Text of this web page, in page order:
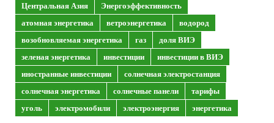
Центральная Азия
Энергоэффективность
атомная энергетика
ветроэнергетика
водород
возобновляемая энергетика
газ
доля ВИЭ
зеленая энергетика
инвестиции
инвестиции в ВИЭ
иностранные инвестиции
солнечная электростанция
солнечная энергетика
солнечные панели
тарифы
уголь
электромобили электроэнергия энергетика